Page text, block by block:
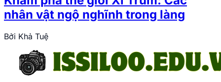
nhân vật ngộ nghĩnh trong làng
Bởi Khả Tuệ